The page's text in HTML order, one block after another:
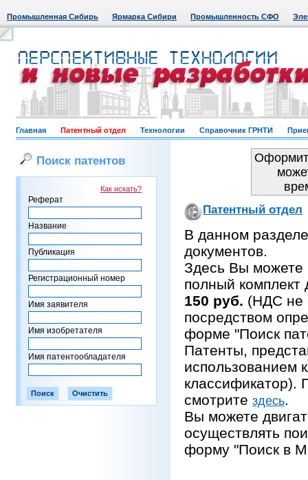
Промышленная Сибирь Ярмарка Сибири Промышленность СФО
Главная Патентный отдел Технологии Справочник ГРНТИ
Поиск патентов
Как искать?
Реферат
Название
Публикация
Регистрационный номер
Имя заявителя
Имя изобретателя
Имя патентообладателя
Патентный отдел
В данном
документов.
Здесь Вы можете
полный комплект
150 руб. (НДС не
посредством
форме "Поиск
Патенты,
использованием
классификатор).
смотрите здесь.
Вы можете
осуществлять
форму "Поиск в